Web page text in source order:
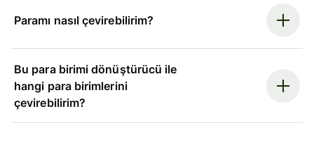
Paramı nasıl çevirebilirim?
Bu para birimi dönüştürücü ile
hangi para birimlerini
çevirebilirim?